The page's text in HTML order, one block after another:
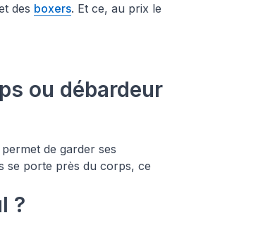
des boxers. Et ce, au prix le
ou débardeur
de garder ses
se porte près du corps, ce
?